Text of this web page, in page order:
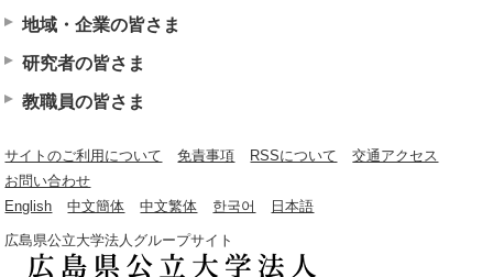
地域・企業の皆さま
研究者の皆さま
教職員の皆さま
サイトのご利用について 免責事項 RSSについて
交通アクセス
お問い合わせ
English
中文簡体 中文繁体 한국어 日本語
広島県公立大学法人グループサイト